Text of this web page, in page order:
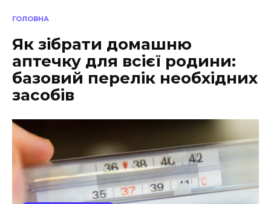
ГОЛОВНА
Як зібрати домашню
аптечку для всієї родини:
базовий перелік необхідних
засобів